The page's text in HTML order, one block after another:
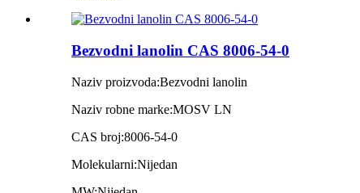
Bezvodni lanolin CAS 8006-54-0
Naziv proizvoda:Bezvodni lanolin
Naziv robne marke:MOSV LN
CAS broj:8006-54-0
Molekularni:Nijedan